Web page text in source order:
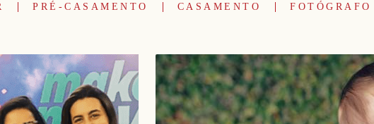
PRÉ-CASAMENTO CASAMENTO FOTÓGRAFO